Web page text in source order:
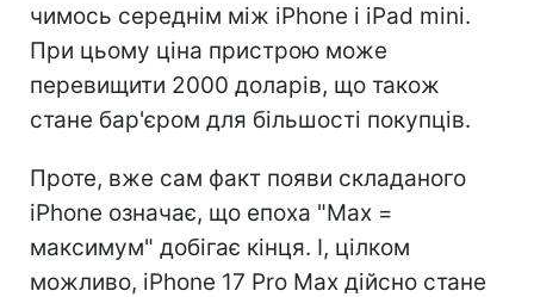
чимось середнім між iPhone і iPad mini.
При цьому ціна пристрою може
перевищити 2000 доларів, що також
стане бар'єром для більшості покупців.
Проте, вже сам факт появи складаного
iPhone означає, що епоха "Max =
максимум" добігає кінця. І, цілком
можливо, iPhone 17 Pro Max дійсно стане